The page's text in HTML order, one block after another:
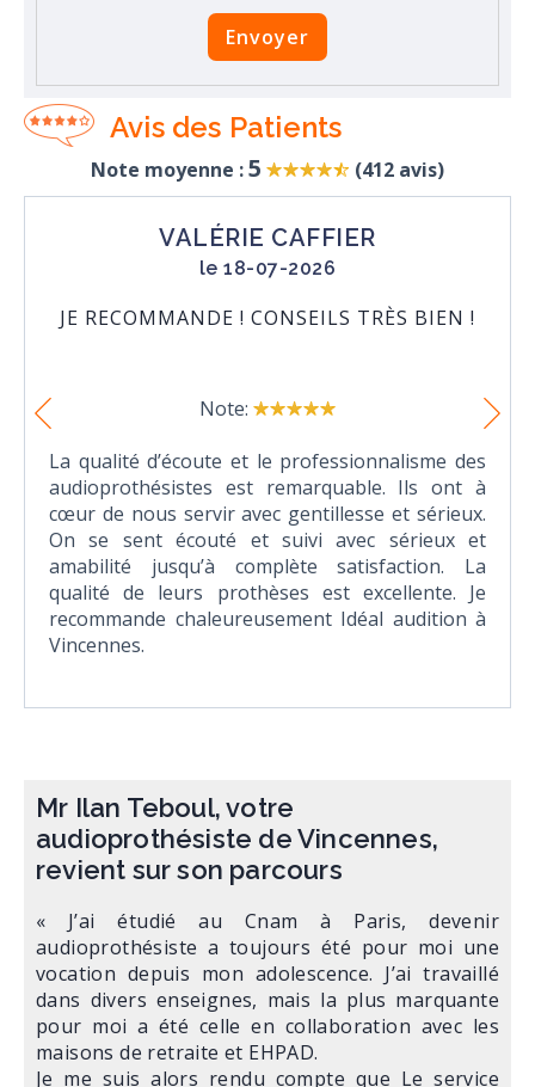
Envoyer
Avis des Patients
Note moyenne :5 (412 avis)
VALÉRIE CAFFIER
le 18-07-2026
JE RECOMMANDE ! CONSEILS TRÈS BIEN !
Note:
La qualité d’écoute et le professionnalisme des
audioprothésistes est remarquable. Ils ont à
cœur de nous servir avec gentillesse et sérieux.
On se sent écouté et suivi avec sérieux et
amabilité jusqu’à complète satisfaction. La
qualité de leurs prothèses est excellente. Je
recommande chaleureusement Idéal audition à
Vincennes.
Mr Ilan Teboul, votre
audioprothésiste de Vincennes,
revient sur son parcours
« J’ai étudié au Cnam à Paris, devenir
audioprothésiste a toujours été pour moi une
vocation depuis mon adolescence. J’ai travaillé
dans divers enseignes, mais la plus marquante
pour moi a été celle en collaboration avec les
maisons de retraite et EHPAD.
Je me suis alors rendu compte que Le service